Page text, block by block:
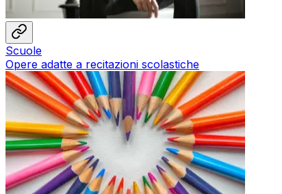
Scuole
Opere adatte a recitazioni scolastiche